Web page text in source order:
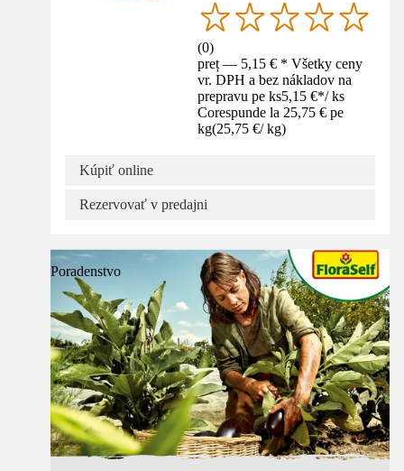
(0)
preț — 5,15 € * Všetky ceny
vr. DPH a bez nákladov na
prepravu pe ks5,15 €*/ ks
Corespunde la 25,75 € pe
kg(25,75 €/ kg)
Kúpiť online
Rezervovať v predajni
Poradenstvo